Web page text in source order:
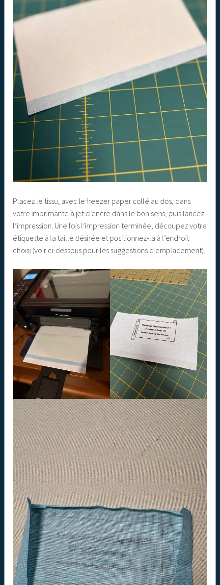
Placez le tissu, avec le freezer paper collé au dos, dans
votre imprimante à jet d’encre dans le bon sens, puis lancez
l’impression. Une fois l’impression terminée, découpez votre
étiquette à la taille désirée et positionnez-la à l’endroit
choisi (voir ci-dessous pour les suggestions d’emplacement).